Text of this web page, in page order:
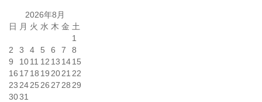
2026年8月
日 月 火 水 木 金 土
1
2
3 4 5 6 7
8
9
1011 12 13 1415
16 17 18 19 2021 22
23 2425 26 27 28 29
3031